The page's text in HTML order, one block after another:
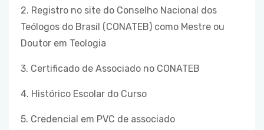
2. Registro no site do Conselho Nacional dos
Teólogos do Brasil (CONATEB) como Mestre ou
Doutor em Teologia
3. Certificado de Associado no CONATEB
4. Histórico Escolar do Curso
5. Credencial em PVC de associado